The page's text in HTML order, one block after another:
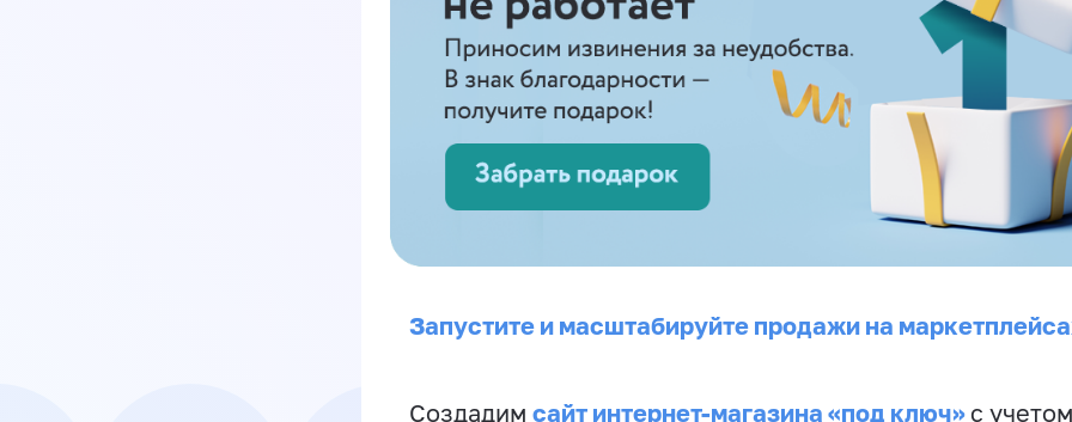
Запустите и масштабируйте продажи на
Создадим сайт интернет-магазина «под ключ» с учетом